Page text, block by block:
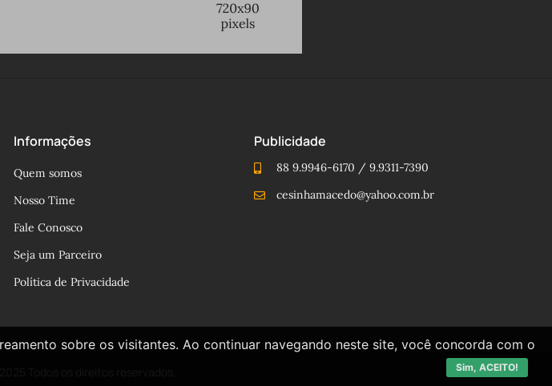
Informações
Quem somos
Nosso Time
Fale Conosco
Seja um Parceiro
Política de Privacidade
Publicidade
88 9.9946-6170 / 9.9311-7390
cesinhamacedo@yahoo.com.br
sobre os visitantes. Ao continuar navegando neste site, você concorda com o
Sim, ACEITO!